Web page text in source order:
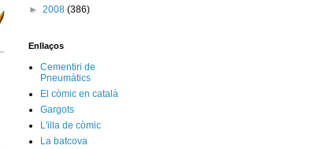
► 2008 (386)
Enllaços
Cementiri de
Pneumàtics
El còmic en català
Gargots
L'illa de còmic
La batcova